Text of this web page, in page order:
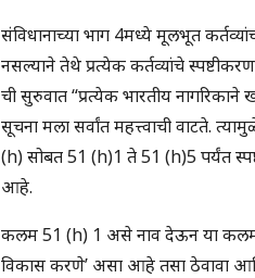
संविधानाच्या भाग 4मध्ये मूलभूत
नसल्याने तेथे प्रत्येक कर्तव्यांचे
ची सुरुवात “प्रत्येक भारतीय
सूचना मला सर्वांत महत्त्वाची वाटते.
(h) सोबत 51 (h)1 ते 51 (h)5 पर्यंत
आहे.
कलम 51 (h) 1 असे नाव देऊन या
विकास करणे’ असा आहे तसा ठेवावा